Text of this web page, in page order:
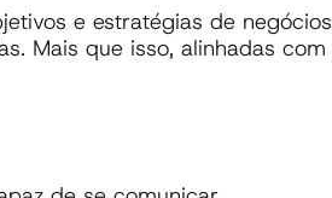
e estratégias de negócios
Mais que isso, alinhadas com